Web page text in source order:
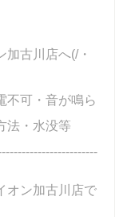
古川店へ(/・
不可・音が鳴ら
法・水没等
オン加古川店で